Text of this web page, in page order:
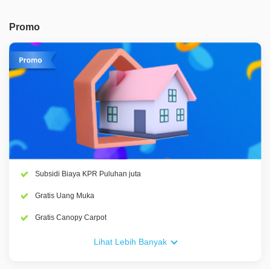
Promo
Subsidi Biaya KPR Puluhan juta
Gratis Uang Muka
Gratis Canopy Carpot
Gratis Smart Door LockLihat Lebih Banyak